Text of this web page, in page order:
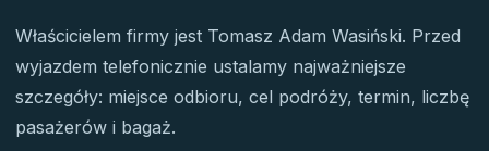
Właścicielem firmy jest Tomasz Adam Wasiński. Przed
wyjazdem telefonicznie ustalamy najważniejsze
szczegóły: miejsce odbioru, cel podróży, termin, liczbę
pasażerów i bagaż.